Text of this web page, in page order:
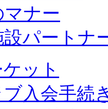
マナー
設パートナ
ット
入会手続